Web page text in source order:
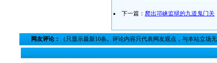
下一篇： 爬出邛崃监狱的九道鬼门关
网友评论： （只显示最新10条。评论内容只代表网友观点，与本站立场